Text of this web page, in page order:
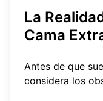
La
Cama
Antes de que
considera los